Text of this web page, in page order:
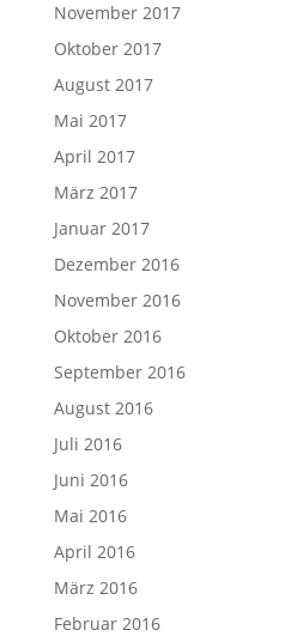
November 2017
Oktober 2017
August 2017
Mai 2017
April 2017
März 2017
Januar 2017
Dezember 2016
November 2016
Oktober 2016
September 2016
August 2016
Juli 2016
Juni 2016
Mai 2016
April 2016
März 2016
Februar 2016